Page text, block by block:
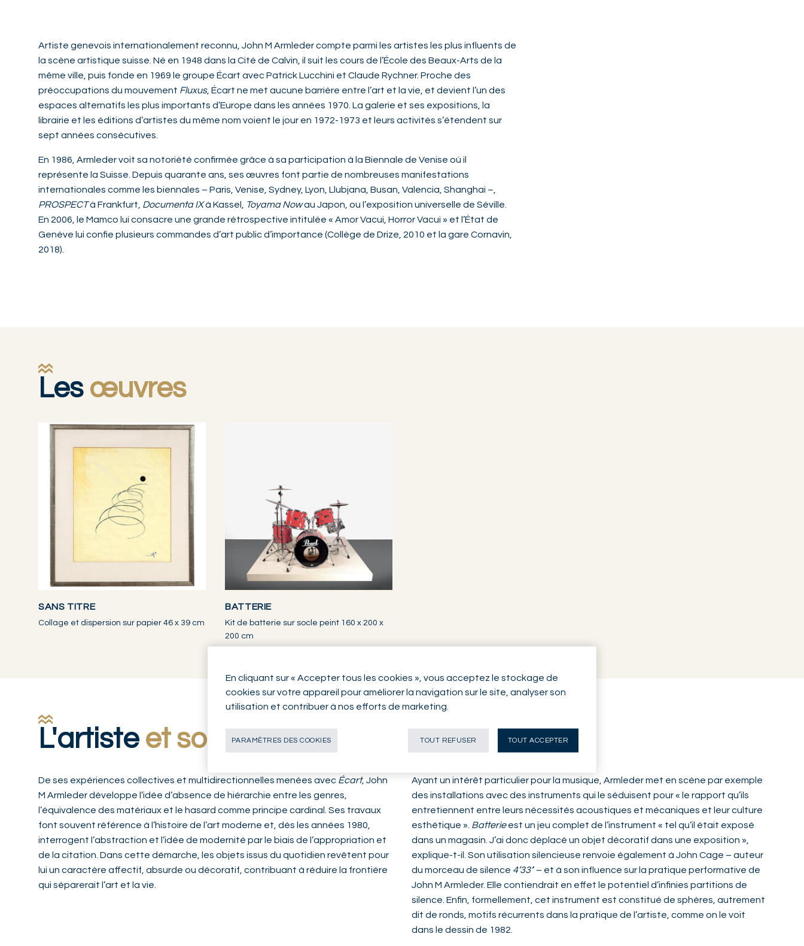
Artiste genevois internationalement reconnu, John M Armleder compte parmi les artistes les plus influents de
la scène artistique suisse. Né en 1948 dans la Cité de Calvin, il suit les cours de l’École des Beaux-Arts de la
même ville, puis fonde en 1969 le groupe Écart avec Patrick Lucchini et Claude Rychner. Proche des
préoccupations du mouvement Fluxus, Écart ne met aucune barrière entre l’art et la vie, et devient l’un des
espaces alternatifs les plus importants d’Europe dans les années 1970. La galerie et ses expositions, la
librairie et les éditions d’artistes du même nom voient le jour en 1972-1973 et leurs activités s’étendent sur
sept années consécutives.
En 1986, Armleder voit sa notoriété confirmée grâce à sa participation à la Biennale de Venise où il
représente la Suisse. Depuis quarante ans, ses œuvres font partie de nombreuses manifestations
internationales comme les biennales – Paris, Venise, Sydney, Lyon, Llubjana, Busan, Valencia, Shanghai –,
PROSPECTà Frankfurt, Documenta IXà Kassel, Toyama Nowau Japon, ou l’exposition universelle de Séville.
En 2006, le Mamco lui consacre une grande rétrospective intitulée « Amor Vacui, Horror Vacui » et l’État de
Genève lui confie plusieurs commandes d’art public d’importance (Collège de Drize, 2010 et la gare Cornavin,
2018).
Les œuvres
SANS TITRE
Collage et dispersion sur papier 46 x 39 cm
BATTERIE
Kit de batterie sur socle peint 160 x 200 x
200 cm
L'artiste et son œuvre
De ses expériences collectives et multidirectionnelles menées avec Écart, John
M Armleder développe l’idée d’absence de hiérarchie entre les genres,
l’équivalence des matériaux et le hasard comme principe cardinal. Ses travaux
font souvent référence à l’histoire de l’art moderne et, dès les années 1980,
interrogent l’abstraction et l’idée de modernité par le biais de l’appropriation et
de la citation. Dans cette démarche, les objets issus du quotidien revêtent pour
lui un caractère affectif, absurde ou décoratif, contribuant à réduire la frontière
qui séparerait l’art et la vie.
Ayant un intérêt particulier pour la musique, Armleder met en scène par exemple
des installations avec des instruments qui le séduisent pour « le rapport qu’ils
entretiennent entre leurs nécessités acoustiques et mécaniques et leur culture
esthétique ». Batterieest un jeu complet de l’instrument « tel qu’il était exposé
dans un magasin. J’ai donc déplacé un objet décoratif dans une exposition »,
explique-t-il. Son utilisation silencieuse renvoie également à John Cage – auteur
du morceau de silence 4’33’’ – et à son influence sur la pratique performative de
John M Armleder. Elle contiendrait en effet le potentiel d’infinies partitions de
silence. Enfin, formellement, cet instrument est constitué de sphères, autrement
dit de ronds, motifs récurrents dans la pratique de l’artiste, comme on le voit
dans le dessin de 1982.
En cliquant sur « Accepter tous les cookies », vous acceptez le stockage de
cookies sur votre appareil pour améliorer la navigation sur le site, analyser son
utilisation et contribuer à nos efforts de marketing.
PARAMÈTRES DES COOKIES TOUT REFUSER TOUT ACCEPTER